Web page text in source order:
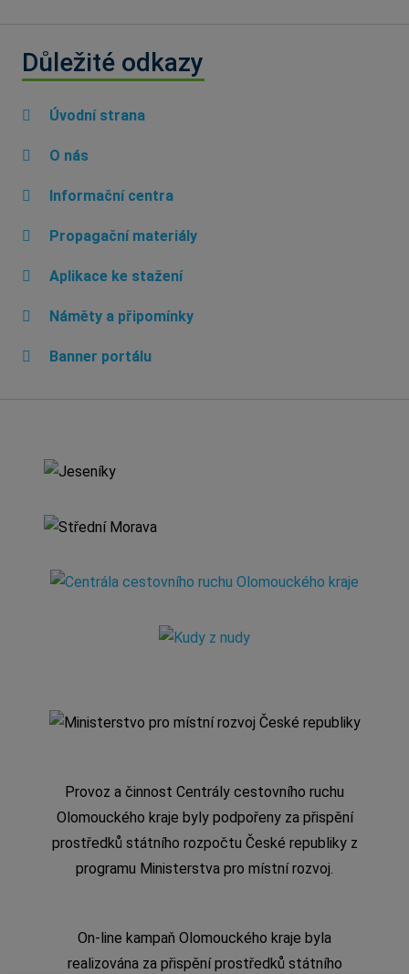
Důležité odkazy
Úvodní strana
O nás
Informační centra
Propagační materiály
Aplikace ke stažení
Náměty a připomínky
Banner portálu
Provoz a činnost Centrály cestovního ruchu
Olomouckého kraje byly podpořeny za přispění
prostředků státního rozpočtu České republiky z
programu Ministerstva pro místní rozvoj.
On-line kampaň Olomouckého kraje byla
realizována za přispění prostředků státního